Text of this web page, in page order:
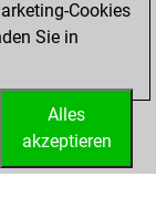
Cookies
Sie in
Alles
akzeptieren